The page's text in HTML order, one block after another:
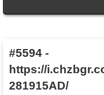
#5594 -
https://
281915AD/